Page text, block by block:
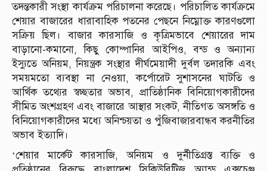
তদন্তকারী সংস্থা কার্যক্রম পরিচালনা করেছে। পরিচালিত কার্যক্রমে
শেয়ার বাজারের ধারাবাহিক পতনের পেছনে নিম্নোক্ত কারণগুলো
সক্রিয় ছিল। বাজার কারসাজি ও কৃত্রিমভাবে শেয়ারের দাম
বাড়ানো-কমানো, কিছু কোম্পানির আইপিও, বন্ড ও অন্যান্য
ইস্যুতে অনিয়ম, নিয়ন্ত্রক সংস্থার দীর্ঘমেয়াদী দুর্বল তদারকি এবং
সময়মতো ব্যবস্থা না নেওয়া, কর্পোরেট সুশাসনের ঘাটতি ও
আর্থিক তথ্যের স্বচ্ছতার অভাব, প্রাতিষ্ঠানিক বিনিয়োগকারীদের
সীমিত অংশগ্রহণ এবং বাজারে আস্থার সংকট, নীতিগত অসঙ্গতি ও
বিনিয়োগকারীদের মধ্যে অনিশ্চয়তা ও পুঁজিবাজারবান্ধব করনীতির
অভাব ইত্যাদি।
‘শেয়ার মার্কেট কারসাজি, অনিয়ম ও দুর্নীতিগ্রস্ত ব্যক্তি ও